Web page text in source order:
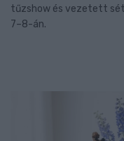
tűzshow és vezetett
7–8-án.